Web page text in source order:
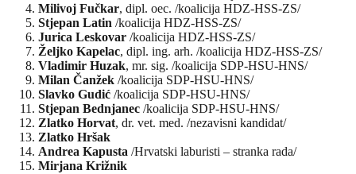
Milivoj Fučkar, dipl. oec. /koalicija HDZ-HSS-ZS/
Stjepan Latin /koalicija HDZ-HSS-ZS/
Jurica Leskovar /koalicija HDZ-HSS-ZS/
Željko Kapelac, dipl. ing. arh. /koalicija HDZ-HSS-ZS/
Vladimir Huzak, mr. sig. /koalicija SDP-HSU-HNS/
Milan Čanžek /koalicija SDP-HSU-HNS/
Slavko Gudić /koalicija SDP-HSU-HNS/
Stjepan Bednjanec /koalicija SDP-HSU-HNS/
Zlatko Horvat, dr. vet. med. /nezavisni kandidat/
Zlatko Hršak
Andrea Kapusta /Hrvatski laburisti – stranka rada/
Mirjana Križnik